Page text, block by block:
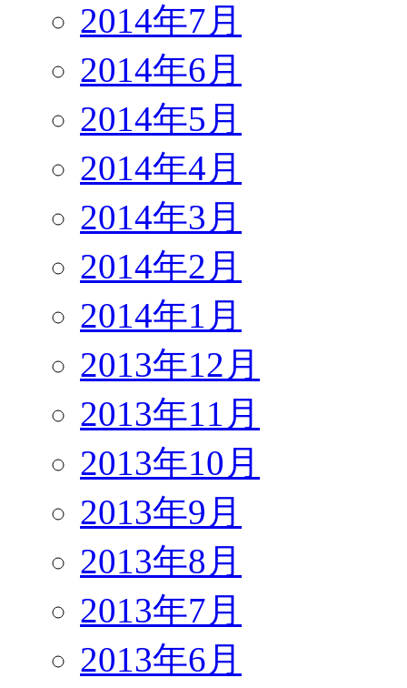
2014年7月
2014年6月
2014年5月
2014年4月
2014年3月
2014年2月
2014年1月
2013年12月
2013年11月
2013年10月
2013年9月
2013年8月
2013年7月
2013年6月